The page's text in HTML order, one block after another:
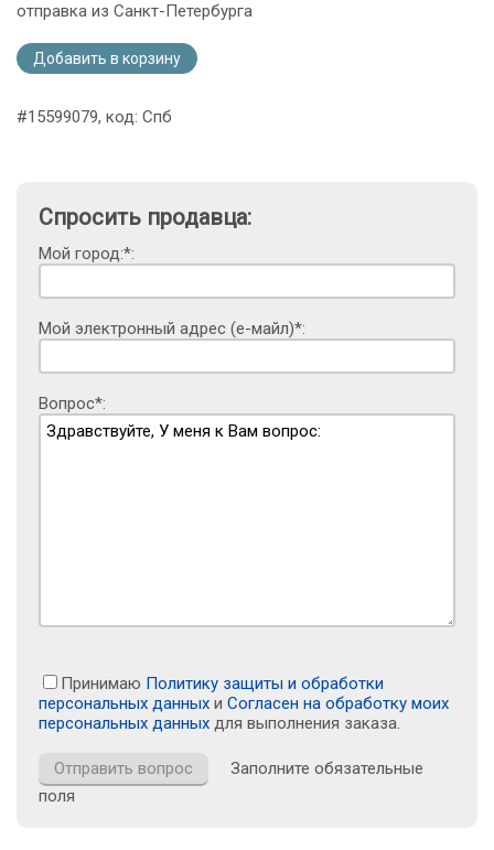
отправка из Санкт-Петербурга
Добавить в корзину
#15599079, код: Спб
Спросить продавца:
Мой город:*:
Мой электронный адрес (е-майл)*:
Вопрос*:
Принимаю Политику защиты и обработки
персональных данных и Согласен на обработку моих
персональных данных для выполнения заказа.
Заполните обязательные
поля